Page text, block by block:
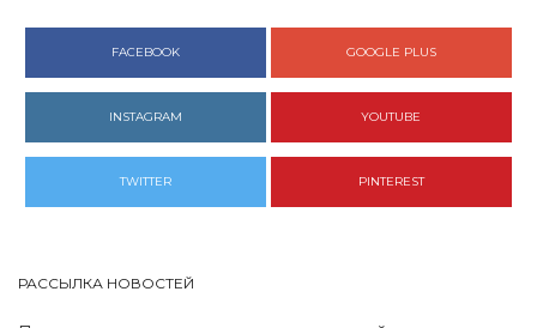
FACEBOOK GOOGLE PLUS
INSTAGRAM YOUTUBE
TWITTER PINTEREST
РАССЫЛКА НОВОСТЕЙ